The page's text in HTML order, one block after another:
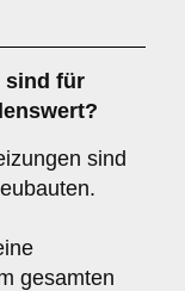
sind für
sind
gesamten